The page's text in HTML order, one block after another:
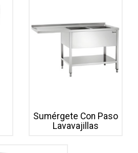
Sumérgete Con Paso
Lavavajillas